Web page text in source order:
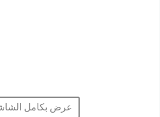
عرض بكامل